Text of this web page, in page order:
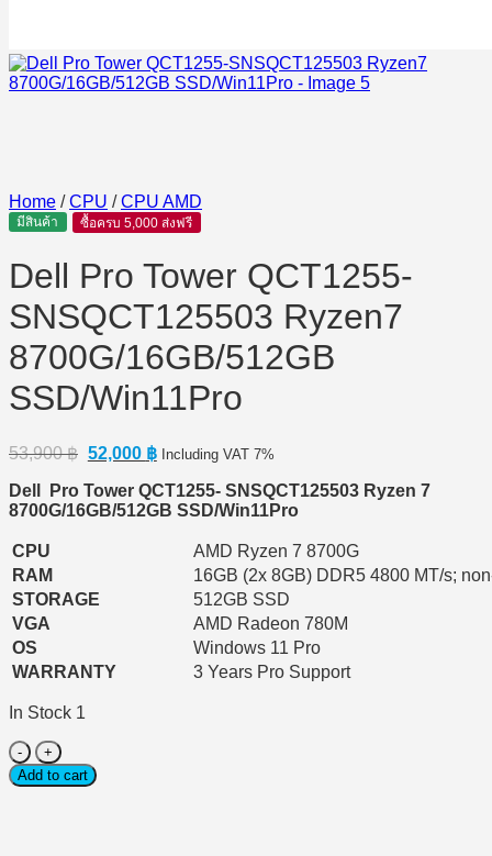
Home / CPU / CPU AMD
มีสินค้า ซื้อครบ 5,000 ส่งฟรี
Dell Pro Tower QCT1255-
SNSQCT125503 Ryzen7
8700G/16GB/512GB
SSD/Win11Pro
53,900฿ Original
was:
53,900 ฿.
52,000 ฿Current
is:
52,000 ฿.
Including VAT 7%
Dell Pro Tower QCT1255- SNSQCT125503 Ryzen 7
8700G/16GB/512GB SSD/Win11Pro
CPU
AMD Ryzen 7 8700G
RAM
16GB (2x 8GB) DDR5 4800 MT/s;
STORAGE
512GB SSD
VGA
AMD Radeon 780M
OS
Windows 11 Pro
WARRANTY
3 Years Pro Support
In Stock 1
Dell
Pro
Tower
Add to cart